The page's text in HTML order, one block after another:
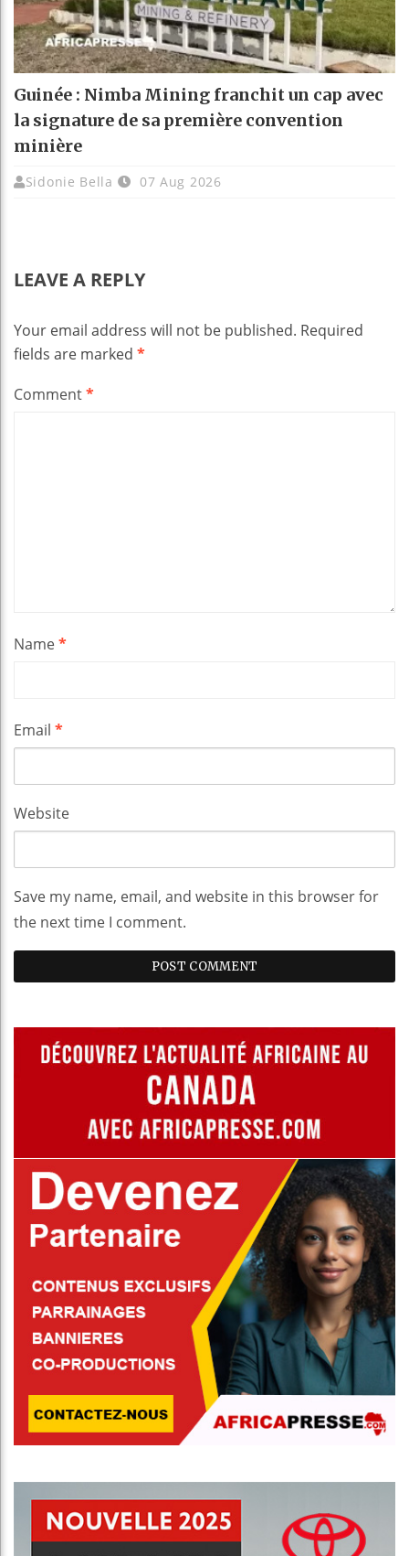
Guinée : Nimba Mining franchit un cap avec
la signature de sa première convention
minière
Sidonie Bella 07 Aug 2026
LEAVE A REPLY
Your email address will not be published. Required
fields are marked *
Comment*
Name*
Email *
Website
Save my name, email, and website in this browser for
the next time I comment.